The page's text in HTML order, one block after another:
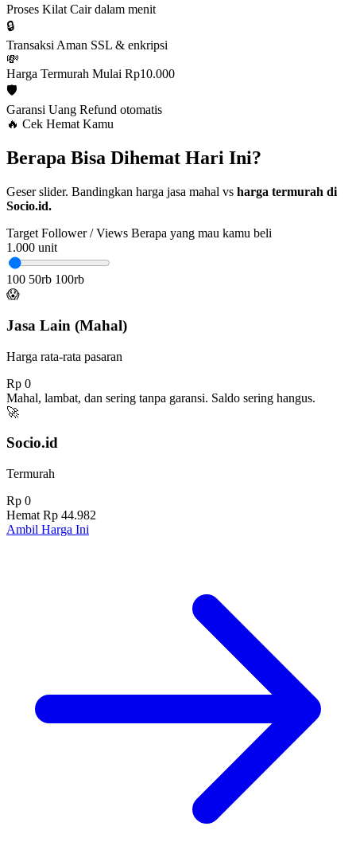
Proses Kilat Cair dalam menit
🔒
Transaksi Aman SSL & enkripsi
💸
Harga Termurah Mulai Rp10.000
🛡️
Garansi Uang Refund otomatis
🔥 Cek Hemat Kamu
Berapa Bisa Dihemat Hari Ini?
Geser slider. Bandingkan harga jasa mahal vs harga termurah di
Socio.id.
Target Follower / Views Berapa yang mau kamu beli
1.000 unit
100 50rb 100rb
😱
Jasa Lain (Mahal)
Harga rata-rata pasaran
Rp 0
Mahal, lambat, dan sering tanpa garansi. Saldo sering hangus.
🚀
Socio.id
Termurah
Rp 0
Hemat Rp 44.982
Ambil Harga Ini